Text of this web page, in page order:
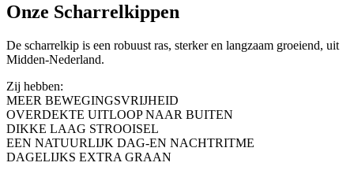
Onze Scharrelkippen
De scharrelkip is een robuust ras, sterker en langzaam groeiend, uit
Midden-Nederland.
Zij hebben:
MEER BEWEGINGSVRIJHEID
OVERDEKTE UITLOOP NAAR BUITEN
DIKKE LAAG STROOISEL
EEN NATUURLIJK DAG-EN NACHTRITME
DAGELIJKS EXTRA GRAAN